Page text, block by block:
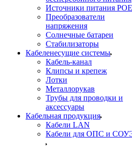
Источники питания POE
Преобразователи
напряжения
Солнечные батареи
Стабилизаторы
Кабеленесущие системы
Кабель-канал
Клипсы и крепеж
Лотки
Металлорукав
Трубы для проводки и
аксессуары
Кабельная продукция
Кабели LAN
Кабели для ОПС и